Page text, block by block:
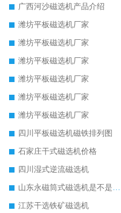
广西河沙磁选机产品介绍
潍坊平板磁选机厂家
潍坊平板磁选机厂家
潍坊平板磁选机厂家
潍坊平板磁选机厂家
潍坊平板磁选机厂家
潍坊平板磁选机厂家
四川平板磁选机磁铁排列图
石家庄干式磁选机价格
四川湿式逆流磁选机
山东永磁筒式磁选机是不是强磁
江苏干选铁矿磁选机